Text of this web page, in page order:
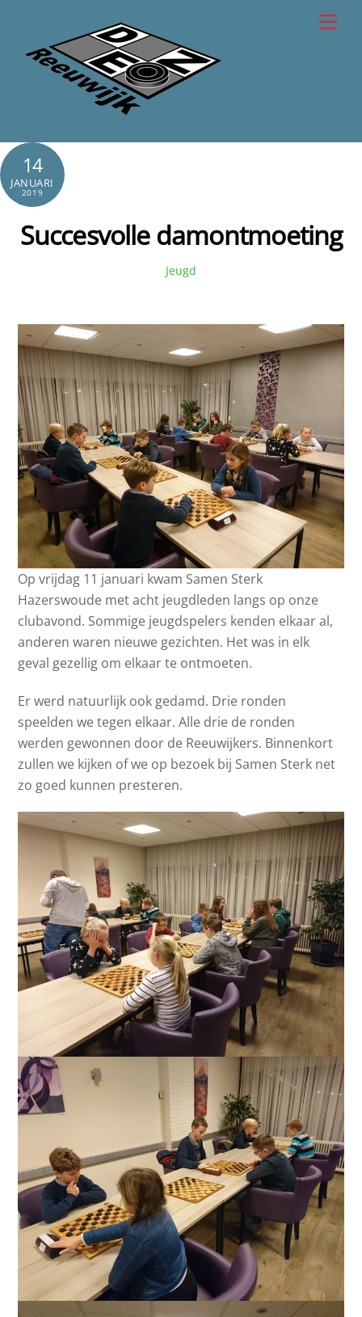
content
14
JANUARI
2019
Succesvolle damontmoeting
Jeugd
Op vrijdag 11 januari kwam Samen Sterk
Hazerswoude met acht jeugdleden langs op onze
clubavond. Sommige jeugdspelers kenden elkaar al,
anderen waren nieuwe gezichten. Het was in elk
geval gezellig om elkaar te ontmoeten.
Er werd natuurlijk ook gedamd. Drie ronden
speelden we tegen elkaar. Alle drie de ronden
werden gewonnen door de Reeuwijkers. Binnenkort
zullen we kijken of we op bezoek bij Samen Sterk net
zo goed kunnen presteren.